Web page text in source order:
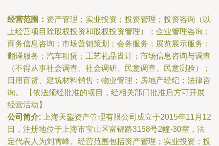
经营范围： 资产管理；实业投资；投资管理；投资咨询（以
上经营项目除股权投资和股权投资管理）；企业管理咨询；
商务信息咨询；市场营销策划；会务服务；展览展示服务；
翻译服务；汽车租赁；工艺礼品设计；市场信息咨询与调查
（不得从事社会调查、社会调研、民意调查、民意测验）；
日用百货、建筑材料销售；物业管理；房地产经纪；法律咨
询。 【依法须经批准的项目，经相关部门批准后方可开展
经营活动】
公司简介: 上海天鋆资产管理有限公司成立于2015年11月12
日，注册地位于上海市宝山区富锦路3158号2幢-30室，法
定代表人为刘霄峰。经营范围包括资产管理；实业投资；投